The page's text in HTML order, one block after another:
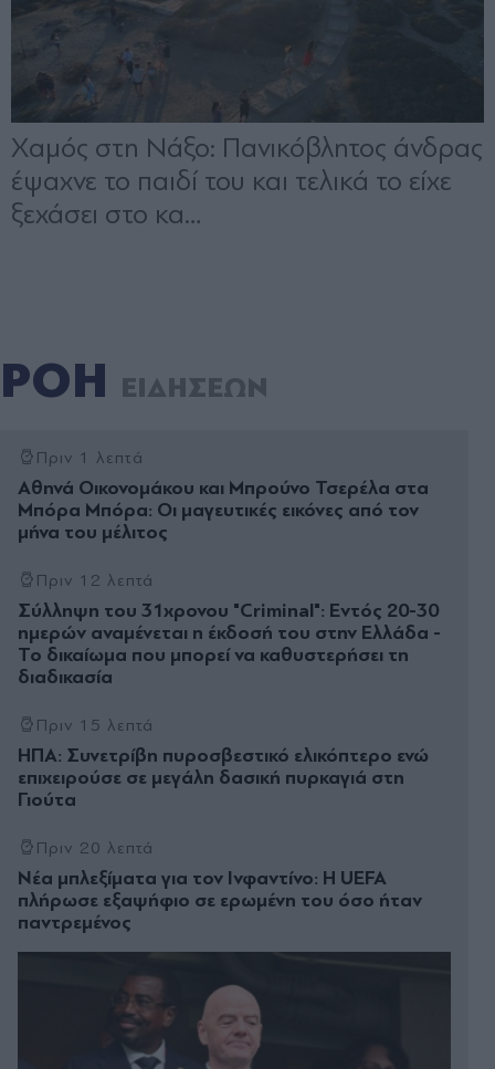
ΡΟΗ ΕΙΔΗΣΕΩΝ
Πριν 1 λεπτά
Αθηνά Οικονομάκου και Μπρούνο Τσερέλα στα
Μπόρα Μπόρα: Οι μαγευτικές εικόνες από τον
μήνα του μέλιτος
Πριν 12 λεπτά
Σύλληψη του 31χρονου "Criminal": Εντός 20-30
ημερών αναμένεται η έκδοσή του στην Ελλάδα -
Το δικαίωμα που μπορεί να καθυστερήσει τη
διαδικασία
Πριν 15 λεπτά
ΗΠΑ: Συνετρίβη πυροσβεστικό ελικόπτερο ενώ
επιχειρούσε σε μεγάλη δασική πυρκαγιά στη
Γιούτα
Πριν 20 λεπτά
Νέα μπλεξίματα για τον Ινφαντίνο: Η UEFA
πλήρωσε εξαψήφιο σε ερωμένη του όσο ήταν
παντρεμένος